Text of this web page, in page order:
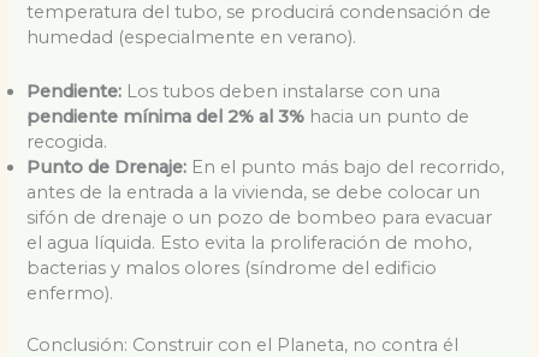
temperatura del tubo, se producirá condensación de
humedad (especialmente en verano).
Pendiente: Los tubos deben instalarse con una
pendiente mínima del 2% al 3% hacia un punto de
recogida.
Punto de Drenaje: En el punto más bajo del recorrido,
antes de la entrada a la vivienda, se debe colocar un
sifón de drenaje o un pozo de bombeo para evacuar
el agua líquida. Esto evita la proliferación de moho,
bacterias y malos olores (síndrome del edificio
enfermo).
Conclusión: Construir con el Planeta, no contra él